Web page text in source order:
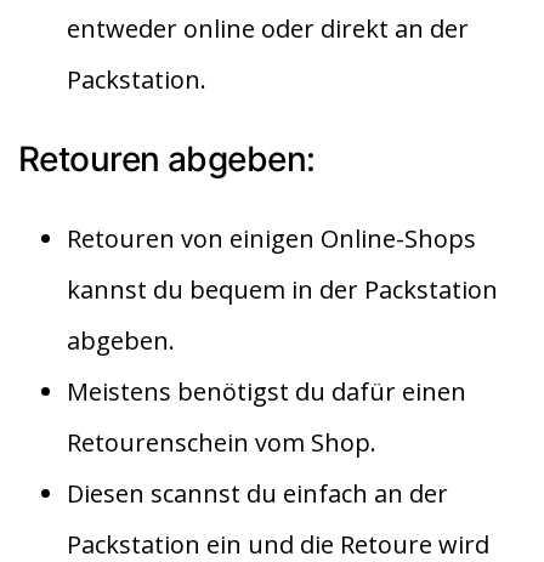
entweder online oder direkt an der
Packstation.
Retouren abgeben:
Retouren von einigen Online-Shops
kannst du bequem in der Packstation
abgeben.
Meistens benötigst du dafür einen
Retourenschein vom Shop.
Diesen scannst du einfach an der
Packstation ein und die Retoure wird